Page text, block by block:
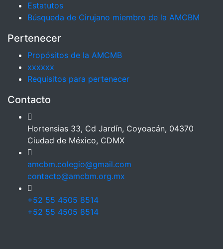
Estatutos
Búsqueda de Cirujano miembro de la AMCBM
Pertenecer
Propósitos de la AMCMB
xxxxxx
Requisitos para pertenecer
Contacto
Hortensias 33, Cd Jardín, Coyoacán, 04370
Ciudad de México, CDMX
amcbm.colegio@gmail.com
contacto@amcbm.org.mx
+52 55 4505 8514
+52 55 4505 8514